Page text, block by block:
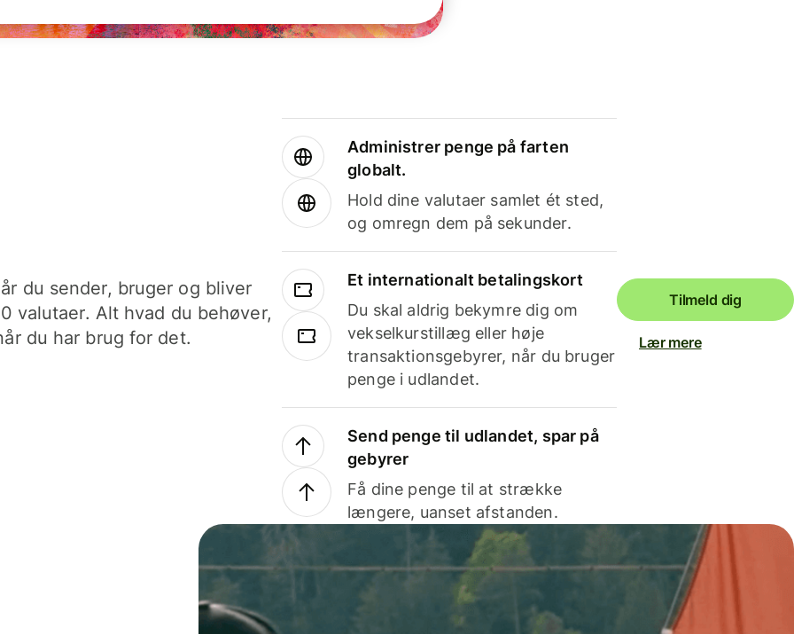
du sender, bruger og bliver
valutaer. Alt hvad du behøver,
du har brug for det.
Administrer penge på farten
globalt.
Hold dine valutaer samlet ét sted,
og omregn dem på sekunder.
Et internationalt betalingskort
Du skal aldrig bekymre dig om
vekselkurstillæg eller høje
transaktionsgebyrer, når du bruger
penge i udlandet.
Send penge til udlandet, spar på
gebyrer
Få dine penge til at strække
længere, uanset afstanden.
Tilmeld dig
Lær mere